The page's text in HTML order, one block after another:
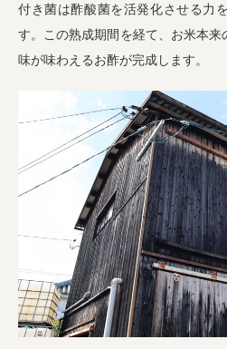
付き菌は酢酸菌を活発化させる力
す。この熟成期間を経て、お米本
味が味わえるお酢が完成します。